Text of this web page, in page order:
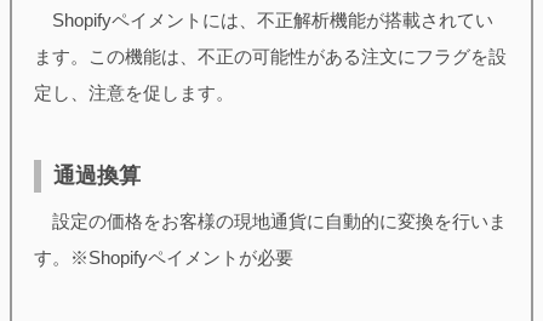
Shopifyペイメントには、不正解析機能が搭載されてい
ます。この機能は、不正の可能性がある注文にフラグを設
定し、注意を促します。
通過換算
設定の価格をお客様の現地通貨に自動的に変換を行いま
す。※Shopifyペイメントが必要